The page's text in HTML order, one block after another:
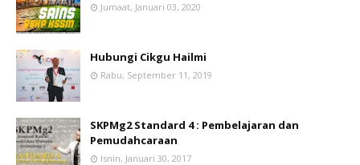
Jumaat, Januari 03, 2020
Hubungi Cikgu Hailmi
Rabu, September 11, 2019
SKPMg2 Standard 4 : Pembelajaran dan
Pemudahcaraan
Isnin, Januari 30, 2017